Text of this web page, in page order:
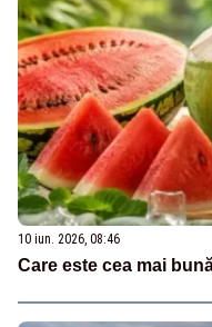
10 iun. 2026, 08:46
Care este cea mai